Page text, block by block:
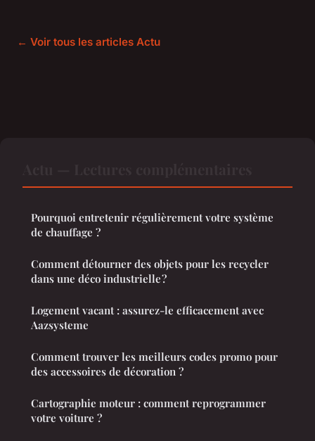
← Voir tous les articles Actu
Pourquoi entretenir régulièrement votre système
de chauffage ?
Comment détourner des objets pour les recycler
dans une déco industrielle ?
Logement vacant : assurez-le efficacement avec
Aazsysteme
Comment trouver les meilleurs codes promo pour
des accessoires de décoration ?
Cartographie moteur : comment reprogrammer
votre voiture ?